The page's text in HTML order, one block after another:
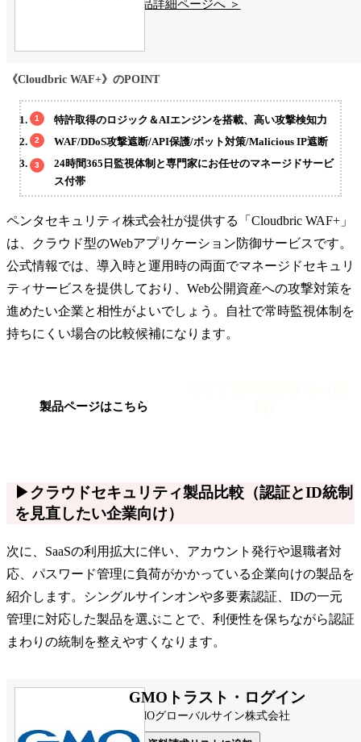
製品詳細ページへ ＞
《Cloudbric WAF+》のPOINT
特許取得のロジック＆AIエンジンを搭載、高い攻撃検知力
WAF/DDoS攻撃遮断/API保護/ボット対策/Malicious IP遮断
24時間365日監視体制と専門家にお任せのマネージドサービ
ス付帯
ペンタセキュリティ株式会社が提供する「Cloudbric WAF+」
は、クラウド型のWebアプリケーション防御サービスです。
公式情報では、導入時と運用時の両面でマネージドセキュリ
ティサービスを提供しており、Web公開資産への攻撃対策を
進めたい企業と相性がよいでしょう。自社で常時監視体制を
持ちにくい場合の比較候補になります。
製品ページはこちら
▶クラウドセキュリティ製品比較（認証とID統制
を見直したい企業向け）
次に、SaaSの利用拡大に伴い、アカウント発行や退職者対
応、パスワード管理に負荷がかかっている企業向けの製品を
紹介します。シングルサインオンや多要素認証、IDの一元
管理に対応した製品を選ぶことで、利便性を保ちながら認証
まわりの統制を整えやすくなります。
GMOトラスト・ログイン
GMOグローバルサイン株式会社